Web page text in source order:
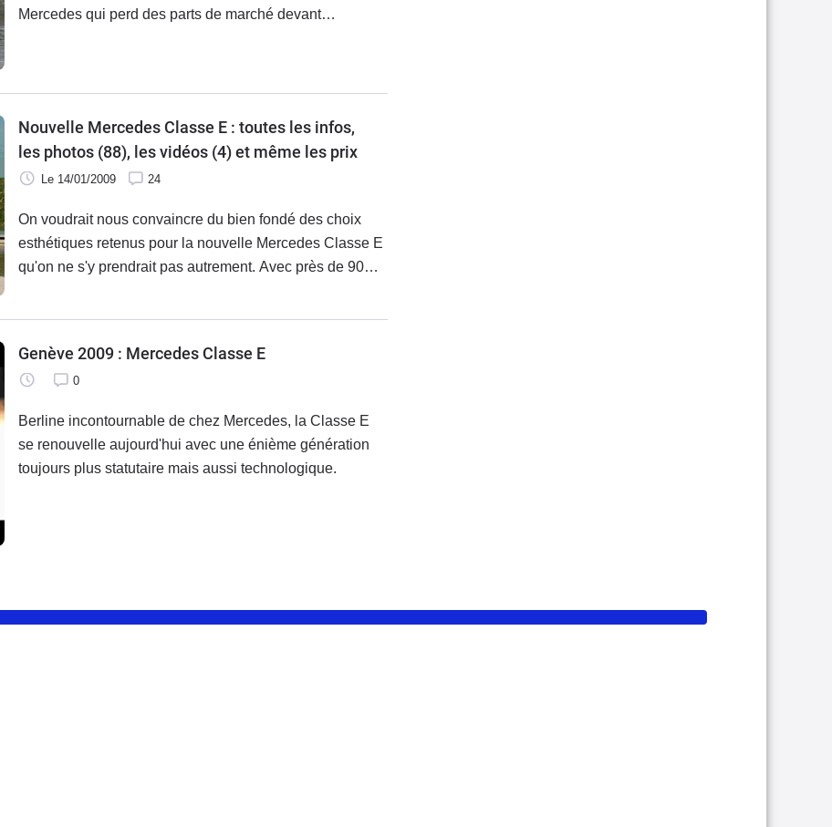
Mercedes qui perd des parts de marché devant
postulat antagoniste ?
Nouvelle Mercedes Classe E : toutes les infos,
les photos (88), les vidéos (4) et même les prix
Le 14/01/2009 24
On voudrait nous convaincre du bien fondé des choix
esthétiques retenus pour la nouvelle Mercedes Classe E
qu'on ne s'y prendrait pas autrement. Avec près de 90
Genève 2009 : Mercedes Classe E
0
Berline incontournable de chez Mercedes, la Classe E
se renouvelle aujourd'hui avec une énième génération
toujours plus statutaire mais aussi technologique.